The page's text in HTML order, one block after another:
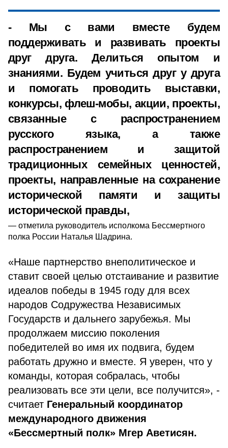
- Мы с вами вместе будем
поддерживать и развивать проекты
друг друга. Делиться опытом и
знаниями. Будем учиться друг у друга
и помогать проводить выставки,
конкурсы, флеш-мобы, акции, проекты,
связанные с распространением
русского языка, а также
распространением и защитой
традиционных семейных ценностей,
проекты, направленные на сохранение
исторической памяти и защиты
исторической правды,
отметила руководитель исполкома Бессмертного
полка России Наталья Шадрина.
«Наше партнерство внеполитическое и
ставит своей целью отстаивание и развитие
идеалов победы в 1945 году для всех
народов Содружества Независимых
Государств и дальнего зарубежья. Мы
продолжаем миссию поколения
победителей во имя их подвига, будем
работать дружно и вместе. Я уверен, что у
команды, которая собралась, чтобы
реализовать все эти цели, все получится», -
считает Генеральный координатор
международного движения
«Бессмертный полк» Мгер Аветисян.